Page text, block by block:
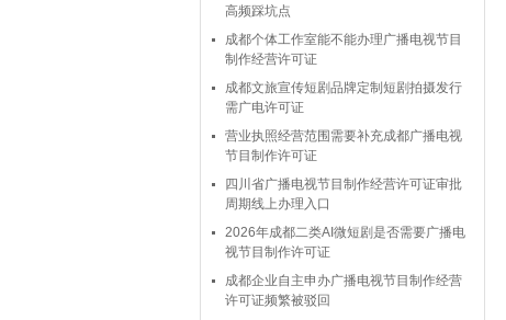
高频踩坑点
成都个体工作室能不能办理广播电视节目
制作经营许可证
成都文旅宣传短剧品牌定制短剧拍摄发行
需广电许可证
营业执照经营范围需要补充成都广播电视
节目制作许可证
四川省广播电视节目制作经营许可证审批
周期线上办理入口
2026年成都二类AI微短剧是否需要广播电
视节目制作许可证
成都企业自主申办广播电视节目制作经营
许可证频繁被驳回